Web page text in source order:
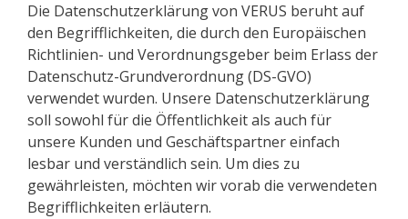
Die Datenschutzerklärung von VERUS beruht auf
den Begrifflichkeiten, die durch den Europäischen
Richtlinien- und Verordnungsgeber beim Erlass der
Datenschutz-Grundverordnung (DS-GVO)
verwendet wurden. Unsere Datenschutzerklärung
soll sowohl für die Öffentlichkeit als auch für
unsere Kunden und Geschäftspartner einfach
lesbar und verständlich sein. Um dies zu
gewährleisten, möchten wir vorab die verwendeten
Begrifflichkeiten erläutern.